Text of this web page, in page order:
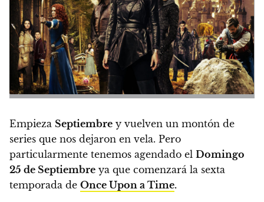
Empieza Septiembre y vuelven un montón de
series que nos dejaron en vela. Pero
particularmente tenemos agendado el Domingo
25 de Septiembre ya que comenzará la sexta
temporada de Once Upon a Time.